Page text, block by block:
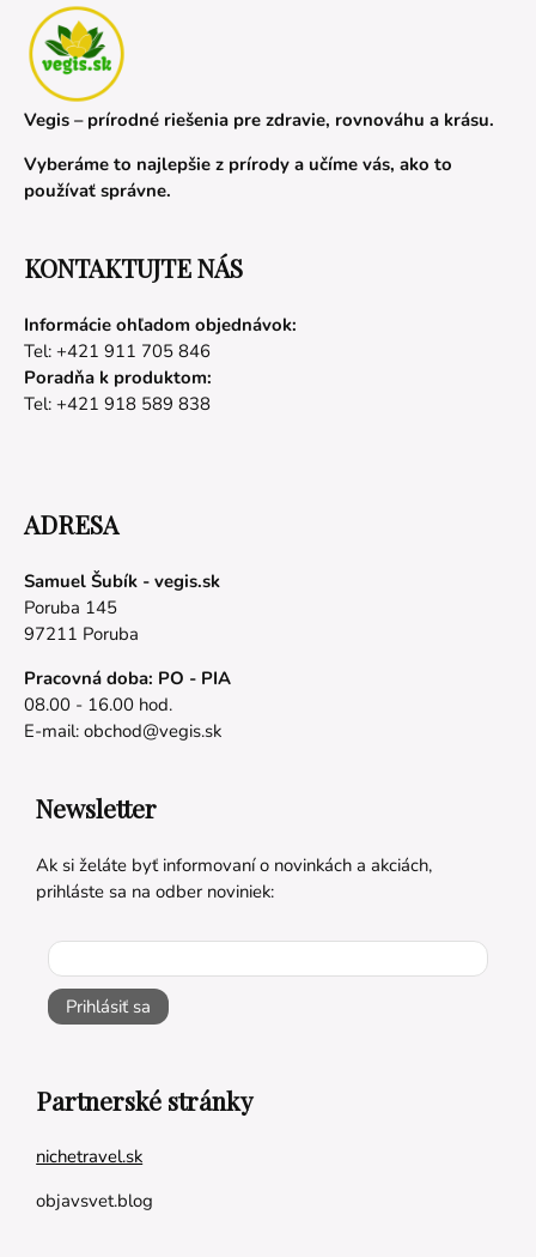
Vegis – prírodné riešenia pre zdravie, rovnováhu a krásu.
Vyberáme to najlepšie z prírody a učíme vás, ako to
používať správne.
KONTAKTUJTE NÁS
Informácie ohľadom objednávok:
Tel: +421 911 705 846
Poradňa k produktom:
Tel: +421 918 589 838
ADRESA
Samuel Šubík - vegis.sk
Poruba 145
97211 Poruba
Pracovná doba: PO - PIA
08.00 - 16.00 hod.
E-mail: obchod@vegis.sk
Newsletter
Ak si želáte byť informovaní o novinkách a akciách,
prihláste sa na odber noviniek:
Prihlásiť sa
Partnerské stránky
nichetravel.sk
objavsvet.blog